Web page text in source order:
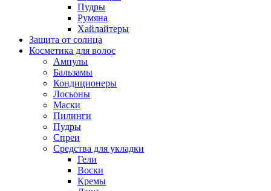
Пудры
Румяна
Хайлайтеры
Защита от солнца
Косметика для волос
Ампулы
Бальзамы
Кондиционеры
Лосьоны
Маски
Пилинги
Пудры
Спреи
Средства для укладки
Гели
Воски
Кремы